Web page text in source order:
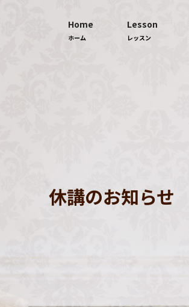
Home
ホーム
Lesson
レッスン
休講のお知らせ